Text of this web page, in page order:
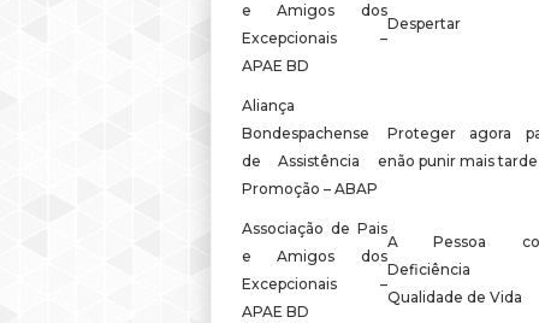
e Amigos dos
Excepcionais –
APAE BD
Despertar
Aliança
Bondespachense
de Assistência e
Promoção – ABAP
Proteger agora
não punir mais tarde
Associação de Pais
e Amigos dos
Excepcionais –
APAE BD
A Pessoa
Deficiência
Qualidade de Vida